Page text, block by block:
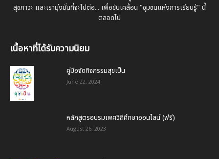
สุขภาวะ และเรามุ่งมั่นที่จะไปต่อ... เพื่อขับเคลื่อน "ชุมชนแห่งการเรียนรู้" นี้
ตลอดไป
เนื้อหาที่ได้รับความนิยม
คู่มือจัดกิจกรรมสุขเป็น
June 22, 2024
หลักสูตรอบรมเพศวิถีศึกษาออนไลน์ (ฟรี)
August 26, 2023